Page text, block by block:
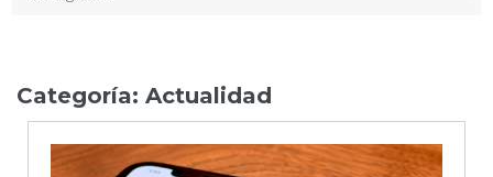
Categoría: Actualidad
Día: